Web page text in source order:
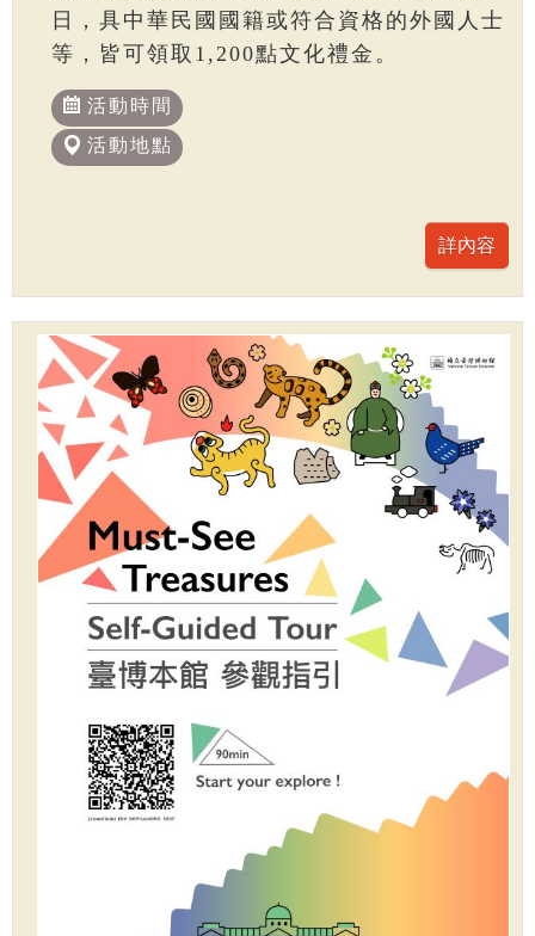
日，具中華民國國籍或符合資格的外國人士
等，皆可領取1,200點文化禮金。
活動時間
活動地點